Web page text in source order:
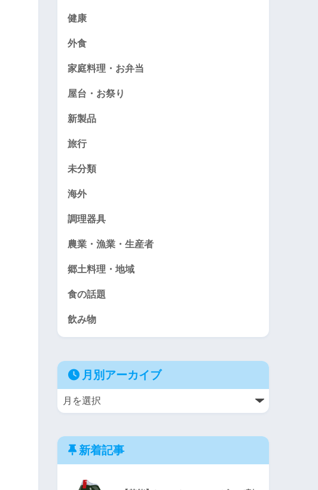
健康
外食
家庭料理・お弁当
屋台・お祭り
新製品
旅行
未分類
海外
調理器具
農業・漁業・生産者
郷土料理・地域
食の話題
飲み物
月別アーカイブ
新着記事